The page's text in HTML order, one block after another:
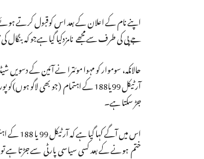
اپنے نام کے اعلان کے بعد اس کوقبول کرتے
جے پی کی طرف سے مجھے نامزدکیا گیا ہےجو کہ
حالانکہ، سوموار کو مہوا موئترا نے آئین کے
آرٹیکل 99یا188 کے اہتمام (جو بھی
جڑ سکتا ہے۔
اس میں
ختم ہونے کے بعد کسی سیاسی پارٹی سے جڑتا ہے